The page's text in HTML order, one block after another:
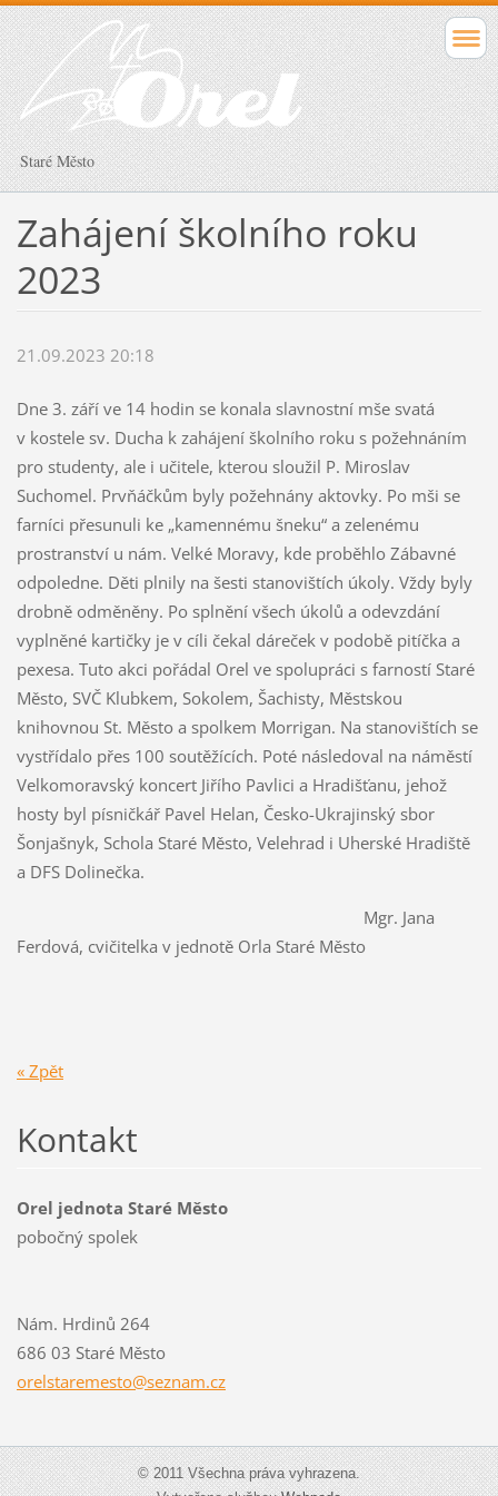
Staré Město
Zahájení školního roku
2023
21.09.2023 20:18
Dne 3. září ve 14 hodin se konala slavnostní mše svatá
v kostele sv. Ducha k zahájení školního roku s požehnáním
pro studenty, ale i učitele, kterou sloužil P. Miroslav
Suchomel. Prvňáčkům byly požehnány aktovky. Po mši se
farníci přesunuli ke „kamennému šneku“ a zelenému
prostranství u nám. Velké Moravy, kde proběhlo Zábavné
odpoledne. Děti plnily na šesti stanovištích úkoly. Vždy byly
drobně odměněny. Po splnění všech úkolů a odevzdání
vyplněné kartičky je v cíli čekal dáreček v podobě pitíčka a
pexesa. Tuto akci pořádal Orel ve spolupráci s farností Staré
Město, SVČ Klubkem, Sokolem, Šachisty, Městskou
knihovnou St. Město a spolkem Morrigan. Na stanovištích se
vystřídalo přes 100 soutěžících. Poté následoval na náměstí
Velkomoravský koncert Jiřího Pavlici a Hradišťanu, jehož
hosty byl písničkář Pavel Helan, Česko-Ukrajinský sbor
Šonjašnyk, Schola Staré Město, Velehrad i Uherské Hradiště
a DFS Dolinečka.
Mgr. Jana
Ferdová, cvičitelka v jednotě Orla Staré Město
« Zpět
Kontakt
Orel jednota Staré Město
pobočný spolek
Nám. Hrdinů 264
686 03 Staré Město
orelstaremesto@seznam.cz
© 2011 Všechna práva vyhrazena.